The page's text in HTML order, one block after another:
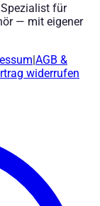
für
— mit eigener
|AGB &
widerrufen